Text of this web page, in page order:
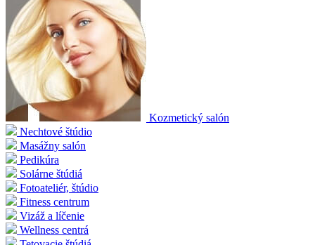
Kozmetický salón
Nechtové štúdio
Masážny salón
Pedikúra
Solárne štúdiá
Fotoateliér, štúdio
Fitness centrum
Vizáž a líčenie
Wellness centrá